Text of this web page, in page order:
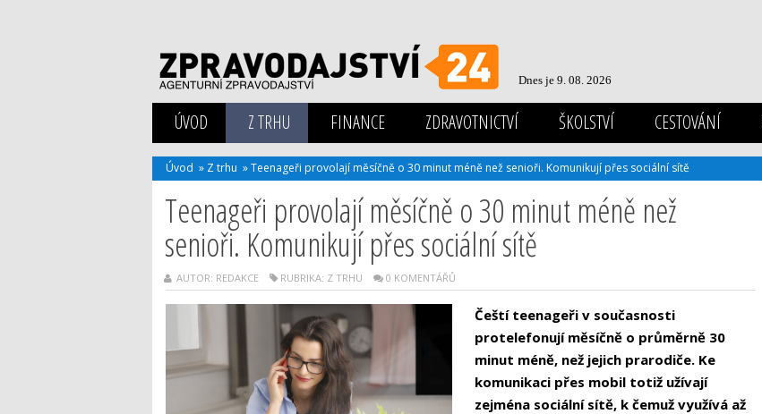
Dnes je 9. 08. 2026
ÚVOD Z TRHU FINANCE ZDRAVOTNICTVÍ ŠKOLSTVÍ CESTOVÁNÍ
Úvod » Z trhu »Teenageři provolají měsíčně o 30 minut méně než senioři. Komunikují přes sociální sítě
Teenageři provolají měsíčně o 30 minut méně než
senioři. Komunikují přes sociální sítě
AUTOR: REDAKCE RUBRIKA: Z TRHU 0 KOMENTÁŘŮ
Čeští teenageři v současnosti
protelefonují měsíčně o průměrně 30
minut méně, než jejich prarodiče. Ke
komunikaci přes mobil totiž užívají
zejména sociální sítě, k čemuž využívá až